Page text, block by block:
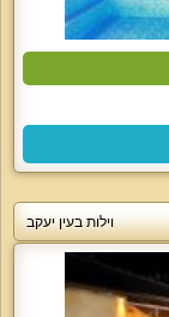
וילות בעין יעקב